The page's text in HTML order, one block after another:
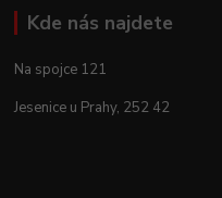
Kde nás najdete
Na spojce 121
Jesenice u Prahy, 252 42